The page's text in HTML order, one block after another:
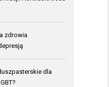
zdrowia
dla